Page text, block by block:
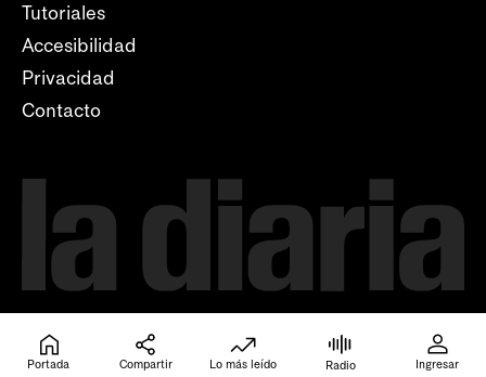
Tutoriales
Accesibilidad
Privacidad
Contacto
Portada Compartir Lo más leído Radio Ingresar